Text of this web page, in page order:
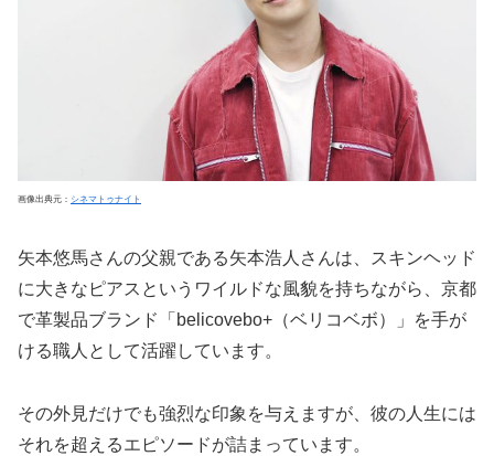
画像出典元： シネマトゥナイト
矢本悠馬さんの父親である矢本浩人さんは、スキンヘッド
に大きなピアスというワイルドな風貌を持ちながら、京都
で革製品ブランド「belicovebo+（ベリコベボ）」を手が
ける職人として活躍しています。
その外見だけでも強烈な印象を与えますが、彼の人生には
それを超えるエピソードが詰まっています。